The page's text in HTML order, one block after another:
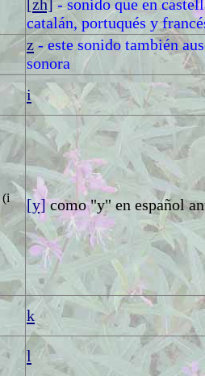
[zh]- sonido que en
catalán, portuqués y
z- este sonido también
sonora
i
(i
[y]como "y" en español
k
l